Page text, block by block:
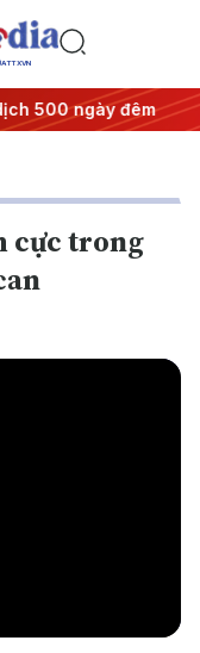
TTXVN
500 ngày đêm
cực trong